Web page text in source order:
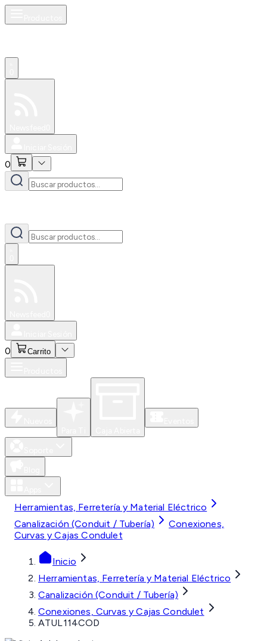
0
0 Carrito
Herramientas, Ferretería y Material Eléctrico
Canalización (Conduit / Tubería)
Conexiones,
Curvas y Cajas Condulet
Inicio
Herramientas, Ferretería y Material Eléctrico
Canalización (Conduit / Tubería)
Conexiones, Curvas y Cajas Condulet
ATUL114COD